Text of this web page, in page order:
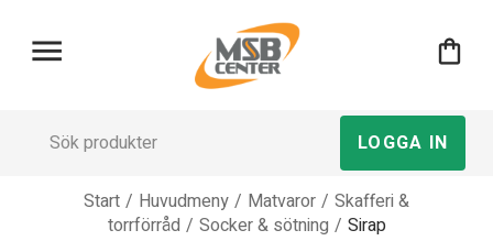
menu shopping_bag
LOGGA IN
Start / Huvudmeny / Matvaror / Skafferi &
torrförråd / Socker & sötning / Sirap